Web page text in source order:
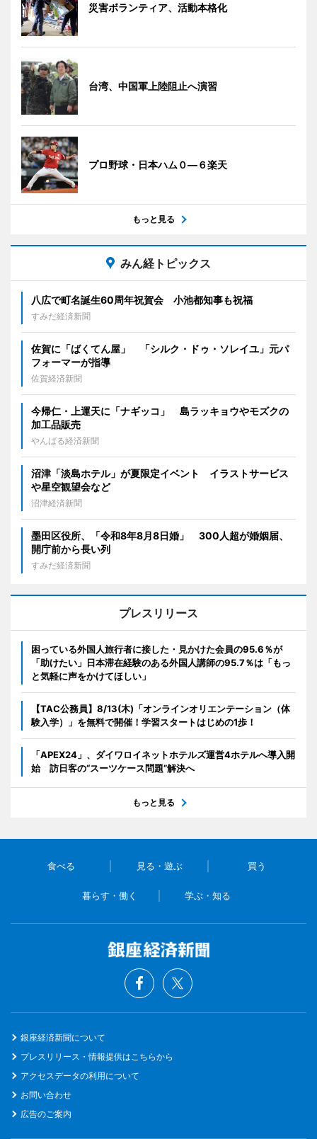
災害ボランティア、活動本格化
台湾、中国軍上陸阻止へ演習
プロ野球・日本ハム０―６楽天
もっと見る
みん経トピックス
八広で町名誕生60周年祝賀会 小池都知事も祝福
すみだ経済新聞
佐賀に「ばくてん屋」 「シルク・ドゥ・ソレイユ」元パ
フォーマーが指導
佐賀経済新聞
今帰仁・上運天に「ナギッコ」 島ラッキョウやモズクの
加工品販売
やんばる経済新聞
沼津「淡島ホテル」が夏限定イベント イラストサービス
や星空観望会など
沼津経済新聞
墨田区役所、「令和8年8月8日婚」 300人超が婚姻届、
開庁前から長い列
すみだ経済新聞
プレスリリース
困っている外国人旅行者に接した・見かけた会員の95.6％が
「助けたい」日本滞在経験のある外国人講師の95.7％は「もっ
と気軽に声をかけてほしい」
【TAC公務員】8/13(木)「オンラインオリエンテーション（体
験入学）」を無料で開催！学習スタートはじめの1歩！
「APEX24」、ダイワロイネットホテルズ運営4ホテルへ導入開
始 訪日客の“スーツケース問題”解決へ
もっと見る
食べる 見る・遊ぶ 買う
暮らす・働く 学ぶ・知る
銀座経済新聞について
プレスリリース・情報提供はこちらから
アクセスデータの利用について
お問い合わせ
広告のご案内